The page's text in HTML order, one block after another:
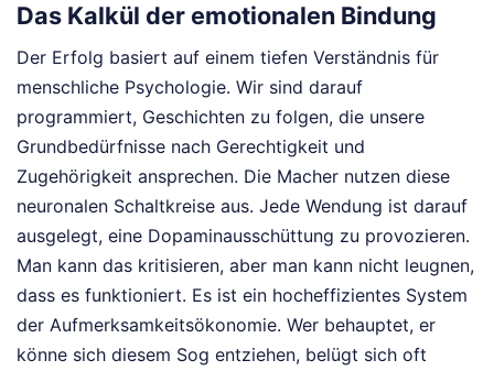
Das Kalkül der emotionalen Bindung
Der Erfolg basiert auf einem tiefen Verständnis für
menschliche Psychologie. Wir sind darauf
programmiert, Geschichten zu folgen, die unsere
Grundbedürfnisse nach Gerechtigkeit und
Zugehörigkeit ansprechen. Die Macher nutzen diese
neuronalen Schaltkreise aus. Jede Wendung ist darauf
ausgelegt, eine Dopaminausschüttung zu provozieren.
Man kann das kritisieren, aber man kann nicht leugnen,
dass es funktioniert. Es ist ein hocheffizientes System
der Aufmerksamkeitsökonomie. Wer behauptet, er
könne sich diesem Sog entziehen, belügt sich oft